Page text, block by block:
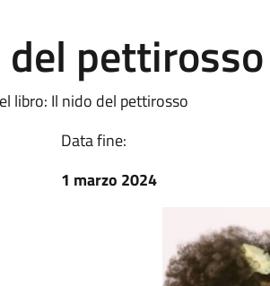
pettirosso
libro: Il nido del pettirosso
Data fine:
1 marzo 2024